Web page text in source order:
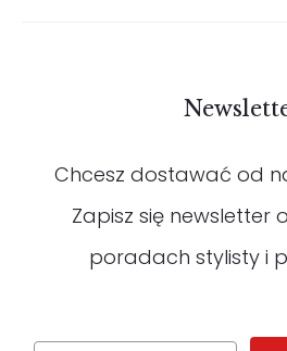
Chcesz dostawać od
Zapisz się newsletter
poradach stylisty i